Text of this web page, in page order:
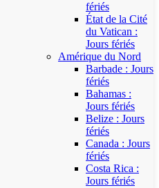
fériés
État de la Cité
du Vatican :
Jours fériés
Amérique du Nord
Barbade : Jours
fériés
Bahamas :
Jours fériés
Belize : Jours
fériés
Canada : Jours
fériés
Costa Rica :
Jours fériés